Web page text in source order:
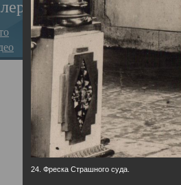
24. Фреска Страшного суда.